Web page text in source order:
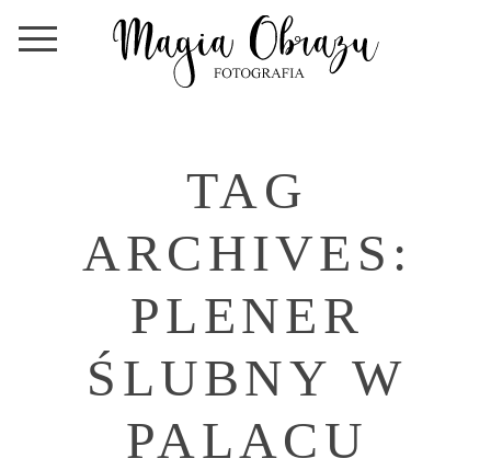
TAG
ARCHIVES:
PLENER
ŚLUBNY W
PALACU